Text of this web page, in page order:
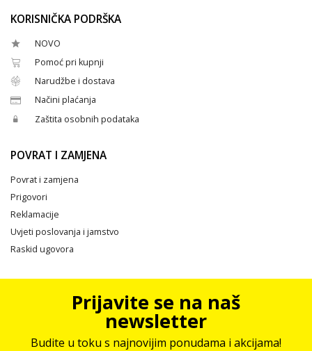
KORISNIČKA PODRŠKA
NOVO
Pomoć pri kupnji
Narudžbe i dostava
Načini plaćanja
Zaštita osobnih podataka
POVRAT I ZAMJENA
Povrat i zamjena
Prigovori
Reklamacije
Uvjeti poslovanja i jamstvo
Raskid ugovora
Prijavite se na naš
newsletter
Budite u toku s najnovijim ponudama i akcijama!